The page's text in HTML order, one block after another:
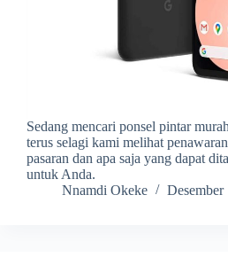
Sedang mencari ponsel pintar
terus selagi kami melihat
pasaran dan apa saja yang dapat
untuk Anda.
Nnamdi Okeke
Desember